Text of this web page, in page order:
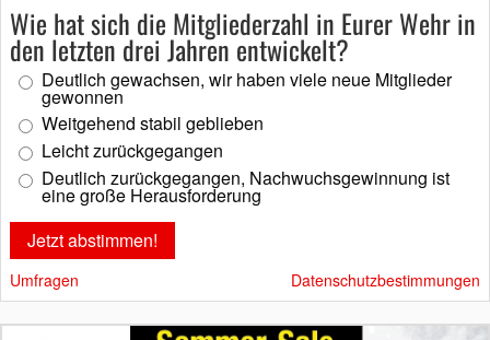
Wie hat sich die Mitgliederzahl in Eurer Wehr in
den letzten drei Jahren entwickelt?
Deutlich gewachsen, wir haben viele neue Mitglieder
gewonnen
Weitgehend stabil geblieben
Leicht zurückgegangen
Deutlich zurückgegangen, Nachwuchsgewinnung ist
eine große Herausforderung
Umfragen Datenschutzbestimmungen